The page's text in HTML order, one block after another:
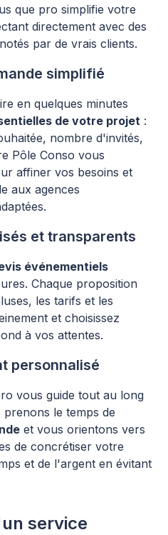
que pro simplifie votre
directement avec des
par de vrais clients.
simplifié
en quelques minutes
de votre projet :
nombre d'invités,
Pôle Conso vous
affiner vos besoins et
aux agences
et transparents
événementiels
Chaque proposition
les tarifs et les
et choisissez
à vos attentes.
personnalisé
vous guide tout au long
le temps de
et vous orientons vers
de concrétiser votre
et de l'argent en évitant
service